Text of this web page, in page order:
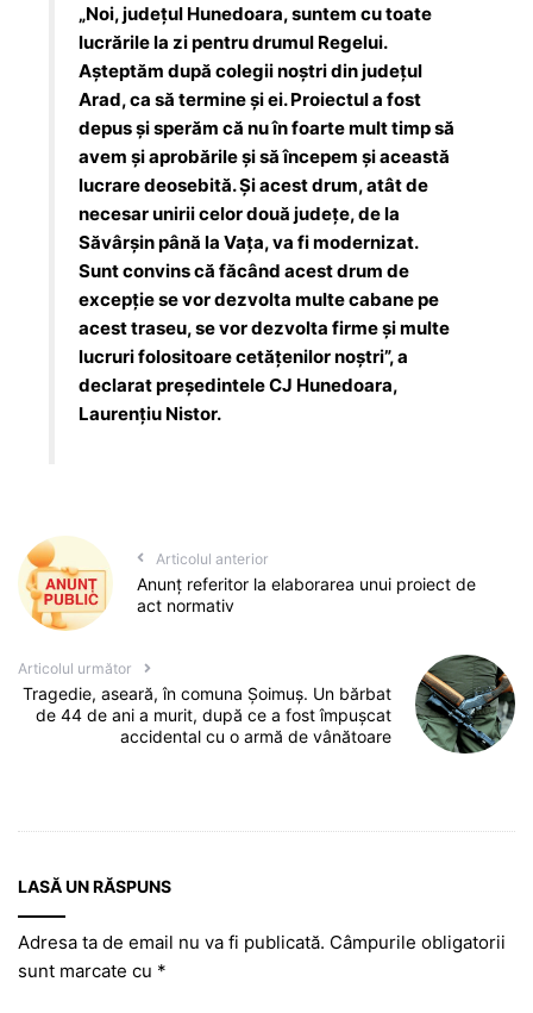
„Noi, județul Hunedoara, suntem cu toate
lucrările la zi pentru drumul Regelui.
Așteptăm după colegii noștri din județul
Arad, ca să termine și ei. Proiectul a fost
depus și sperăm că nu în foarte mult timp să
avem și aprobările și să începem și această
lucrare deosebită. Și acest drum, atât de
necesar unirii celor două județe, de la
Săvârșin până la Vața, va fi modernizat.
Sunt convins că făcând acest drum de
excepție se vor dezvolta multe cabane pe
acest traseu, se vor dezvolta firme și multe
lucruri folositoare cetățenilor noștri”, a
declarat președintele CJ Hunedoara,
Laurențiu Nistor.
Articolul anterior
Anunţ referitor la elaborarea unui proiect de
act normativ
Articolul următor
Tragedie, aseară, în comuna Șoimuș. Un bărbat
de 44 de ani a murit, după ce a fost împușcat
accidental cu o armă de vânătoare
LASĂ UN RĂSPUNS
Adresa ta de email nu va fi publicată. Câmpurile obligatorii
sunt marcate cu *